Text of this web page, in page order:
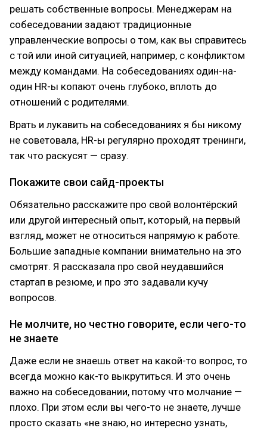
решать собственные вопросы. Менеджерам на
собеседовании задают традиционные
управленческие вопросы о том, как вы справитесь
с той или иной ситуацией, например, с конфликтом
между командами. На собеседованиях один-на-
один HR-ы копают очень глубоко, вплоть до
отношений с родителями.
Врать и лукавить на собеседованиях я бы никому
не советовала, HR-ы регулярно проходят тренинги,
так что раскусят — сразу.
Покажите свои сайд-проекты
Обязательно расскажите про свой волонтёрский
или другой интересный опыт, который, на первый
взгляд, может не относиться напрямую к работе.
Большие западные компании внимательно на это
смотрят. Я рассказала про свой неудавшийся
стартап в резюме, и про это задавали кучу
вопросов.
Не молчите, но честно говорите, если чего-то
не знаете
Даже если не знаешь ответ на какой-то вопрос, то
всегда можно как-то выкрутиться. И это очень
важно на собеседовании, потому что молчание —
плохо. При этом если вы чего-то не знаете, лучше
просто сказать «не знаю, но интересно узнать,